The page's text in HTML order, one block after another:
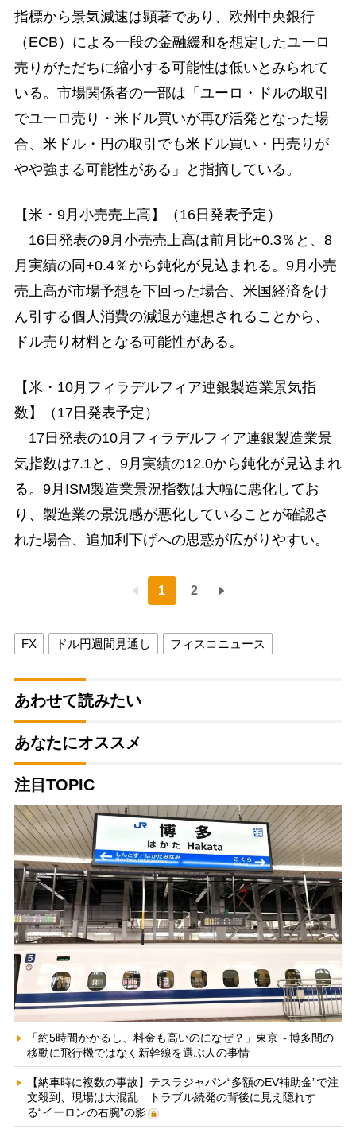
指標から景気減速は顕著であり、欧州中央銀行
（ECB）による一段の金融緩和を想定したユーロ
売りがただちに縮小する可能性は低いとみられて
いる。市場関係者の一部は「ユーロ・ドルの取引
でユーロ売り・米ドル買いが再び活発となった場
合、米ドル・円の取引でも米ドル買い・円売りが
やや強まる可能性がある」と指摘している。
【米・9月小売売上高】（16日発表予定）
16日発表の9月小売売上高は前月比+0.3％と、8
月実績の同+0.4％から鈍化が見込まれる。9月小売
売上高が市場予想を下回った場合、米国経済をけ
ん引する個人消費の減退が連想されることから、
ドル売り材料となる可能性がある。
【米・10月フィラデルフィア連銀製造業景気指
数】（17日発表予定）
17日発表の10月フィラデルフィア連銀製造業景
気指数は7.1と、9月実績の12.0から鈍化が見込まれ
る。9月ISM製造業景況指数は大幅に悪化してお
り、製造業の景況感が悪化していることが確認さ
れた場合、追加利下げへの思惑が広がりやすい。
1 2
FX ドル円週間見通し フィスコニュース
あわせて読みたい
あなたにオススメ
注目TOPIC
「約5時間かかるし、料金も高いのになぜ？」東京～博多間の
移動に飛行機ではなく新幹線を選ぶ人の事情
【納車時に複数の事故】テスラジャパン“多額のEV補助金”で注
文殺到、現場は大混乱 トラブル続発の背後に見え隠れす
る“イーロンの右腕”の影